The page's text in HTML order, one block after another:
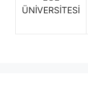
ÜNİVERSİTESİ